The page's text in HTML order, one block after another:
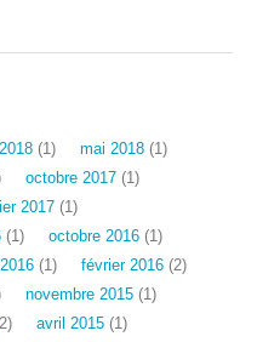
(1) mai 2018 (1)
octobre 2017 (1)
2017 (1)
(1) octobre 2016 (1)
(1) février 2016 (2)
novembre 2015 (1)
avril 2015 (1)